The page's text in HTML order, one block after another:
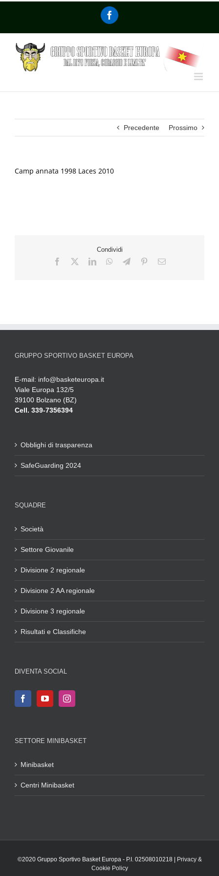
Precedente Prossimo
Camp annata 1998 Laces 2010
Condividi
GRUPPO SPORTIVO BASKET EUROPA
E-mail: info@basketeuropa.it
Viale Europa 132/5
39100 Bolzano (BZ)
Cell. 339-7356394
Obblighi di trasparenza
SafeGuarding 2024
SQUADRE
Società
Settore Giovanile
Divisione 2 regionale
Divisione 2 AA regionale
Divisione 3 regionale
Risultati e Classifiche
DIVENTA SOCIAL
SETTORE MINIBASKET
Minibasket
Centri Minibasket
©2020 Gruppo Sportivo Basket Europa - P.I. 02508010218 |
Privacy &
Cookie Policy